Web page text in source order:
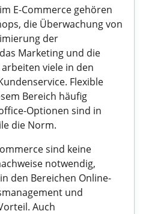
E-Commerce gehören
die Überwachung von
der
Marketing und die
viele in den
Flexible
Bereich häufig
Optionen sind in
die Norm.
sind keine
notwendig,
den Bereichen Online-
und
Auch